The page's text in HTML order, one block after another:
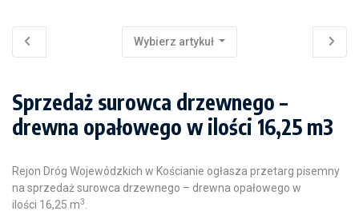
Wybierz artykuł
Sprzedaż surowca drzewnego –
drewna opałowego w ilości 16,25 m3
Rejon Dróg Wojewódzkich w Kościanie ogłasza przetarg pisemny
na sprzedaż surowca drzewnego – drewna opałowego w
ilości 16,25 m3